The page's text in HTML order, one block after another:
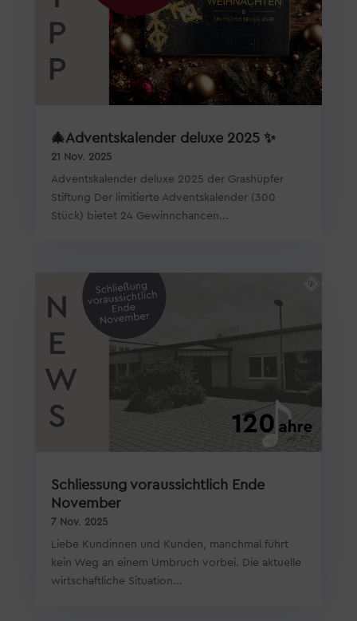
🎄Adventskalender deluxe 2025 ✨
21 Nov. 2025
Adventskalender deluxe 2025 der Grashüpfer
Stiftung Der limitierte Adventskalender (300
Stück) bietet 24 Gewinnchancen...
Schliessung voraussichtlich Ende
November
7 Nov. 2025
Liebe Kundinnen und Kunden, manchmal führt
kein Weg an einem Umbruch vorbei. Die aktuelle
wirtschaftliche Situation...